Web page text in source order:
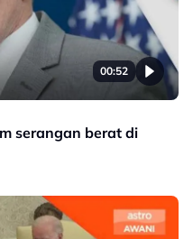
00:52
serangan berat di